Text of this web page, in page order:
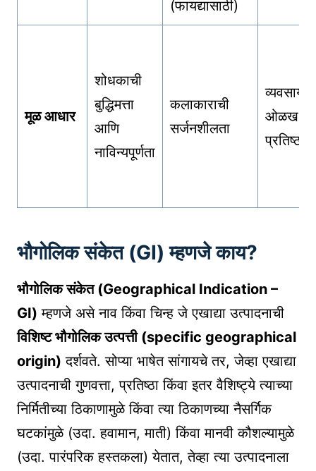
(फायद्यासाठी)
मूळ आधार
शोधकाची
बुद्धिमत्ता
आणि
नाविन्यपूर्णता
कलाकाराची
सर्जनशीलता
ओळख
प्रतिष्ठा
भौगोलिक संकेत (GI) म्हणजे काय?
भौगोलिक संकेत (Geographical Indication –
GI) म्हणजे असे नाव किंवा चिन्ह जे एखाद्या उत्पादनाची
विशिष्ट भौगोलिक उत्पत्ती (specific geographical
origin) दर्शवते. सोप्या भाषेत सांगायचे तर, जेव्हा एखाद्या
उत्पादनाची गुणवत्ता, प्रतिष्ठा किंवा इतर वैशिष्ट्ये त्याच्या
निर्मितीच्या ठिकाणामुळे किंवा त्या ठिकाणच्या नैसर्गिक
घटकांमुळे (उदा. हवामान, माती) किंवा मानवी कौशल्यामुळे
(उदा. पारंपरिक हस्तकला) येतात, तेव्हा त्या उत्पादनाला